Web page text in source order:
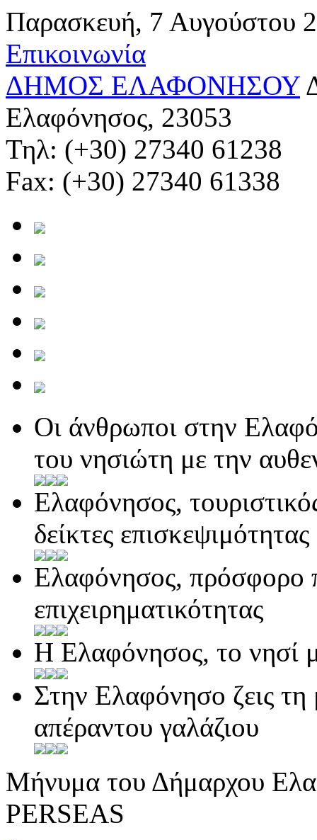
Παρασκευή, 7 Αυγούστου
Επικοινωνία
ΔΗΜΟΣ ΕΛΑΦΟΝΗΣΟΥ
Ελαφόνησος, 23053
Τηλ: (+30) 27340 61238
Fax: (+30) 27340 61338
Οι άνθρωποι στην
του νησιώτη με την
Ελαφόνησος,
δείκτες επισκεψιμότητας
Ελαφόνησος, πρόσφορο
επιχειρηματικότητας
Η Ελαφόνησος, το νησί
Στην Ελαφόνησο ζεις τη
απέραντου γαλάζιου
Μήνυμα του Δήμαρχου
PERSEAS